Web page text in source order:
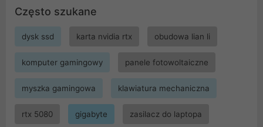
Często szukane
dysk ssd karta nvidia rtx obudowa lian li
komputer gamingowy panele fotowoltaiczne
myszka gamingowa klawiatura mechaniczna
rtx 5080 gigabyte zasilacz do laptopa